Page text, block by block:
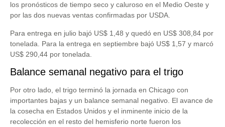
los pronósticos de tiempo seco y caluroso en el Medio Oeste y
por las dos nuevas ventas confirmadas por USDA.
Para entrega en julio bajó US$ 1,48 y quedó en US$ 308,84 por
tonelada. Para la entrega en septiembre bajó US$ 1,57 y marcó
US$ 290,44 por tonelada.
Balance semanal negativo para el trigo
Por otro lado, el trigo terminó la jornada en Chicago con
importantes bajas y un balance semanal negativo. El avance de
la cosecha en Estados Unidos y el inminente inicio de la
recolección en el resto del hemisferio norte fueron los